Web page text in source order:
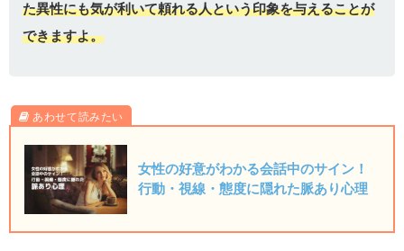
た異性にも気が利いて頼れる人という印象を与えることが
できますよ。
女性の好意がわかる会話中のサイン！
行動・視線・態度に隠れた脈あり心理